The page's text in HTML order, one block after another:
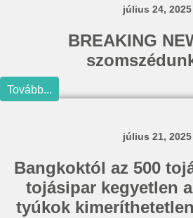
július 24, 2025
BREAKING
Tovább...
július 21, 2025
Bangkoktól az 500
tojásipar kegyetlen
tyúkok